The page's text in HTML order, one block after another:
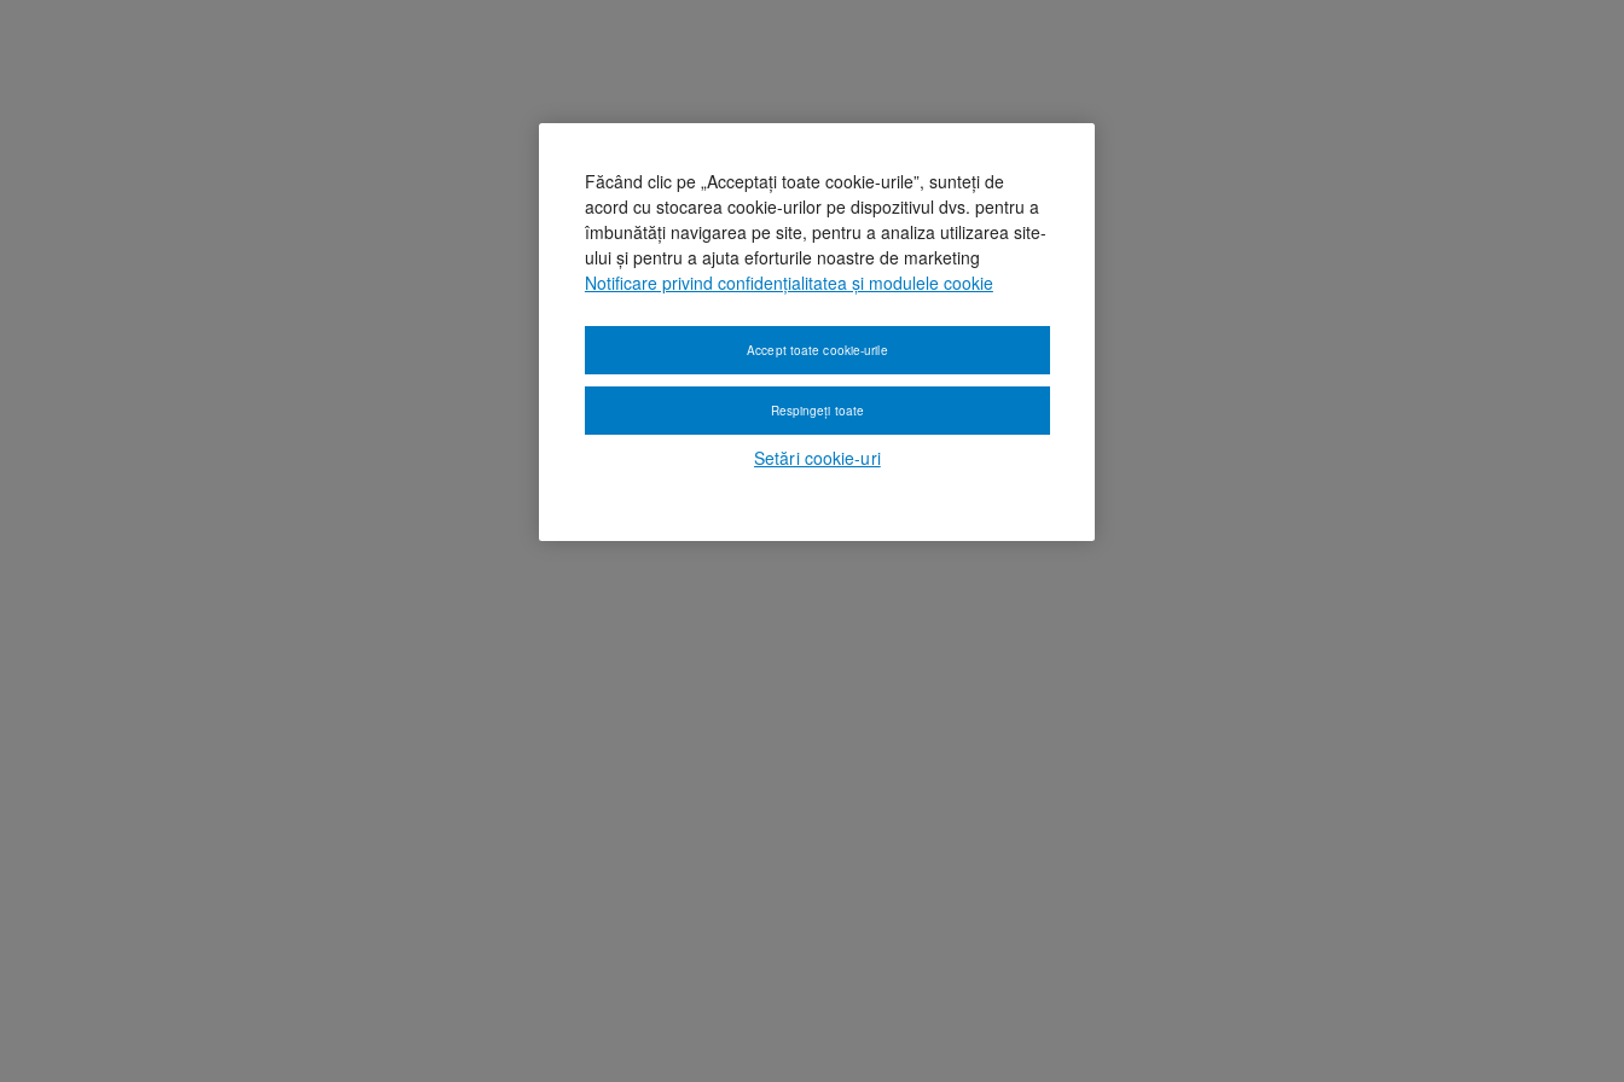
Făcând clic pe „Acceptați toate cookie-urile”, sunteți de
acord cu stocarea cookie-urilor pe dispozitivul dvs. pentru a
îmbunătăți navigarea pe site, pentru a analiza utilizarea site-
ului și pentru a ajuta eforturile noastre de marketing
Notificare privind confidențialitatea și modulele cookie
Setări cookie-uri
Respingeți toate
Accept toate cookie-urile